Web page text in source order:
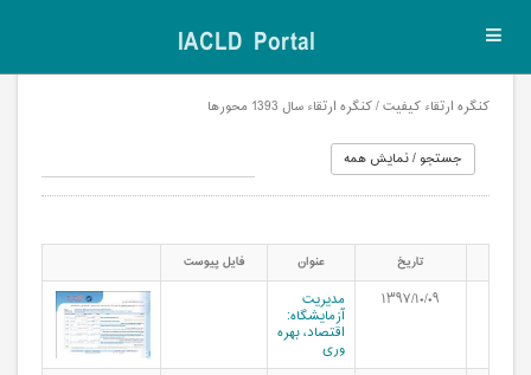
IACLD Portal
کنگره ارتقاء کیفیت / کنگره ارتقاء سال 1393 محورها
تاریخ عنوان فایل پیوست
۱۳۹۷/۱۰/۰۹ مدیریت
آزمایشگاه:
اقتصاد، بهره
وری